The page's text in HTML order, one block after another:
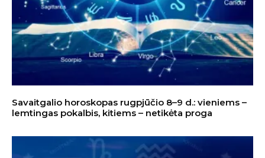
Savaitgalio horoskopas rugpjūčio 8–9 d.: vieniems –
lemtingas pokalbis, kitiems – netikėta proga